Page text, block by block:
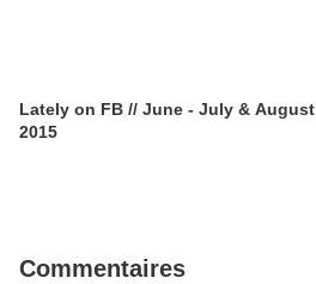
Lately on FB // June - July & August
2015
Commentaires